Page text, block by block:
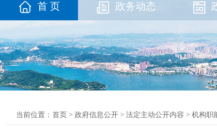
首 页 政务动态
当前位置： 首页 > 政府信息公开 > 法定主动公开内容 > 机构职